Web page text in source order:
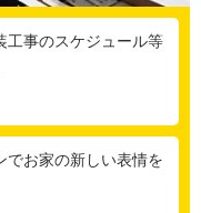
工事のスケジュール等
でお家の新しい表情を